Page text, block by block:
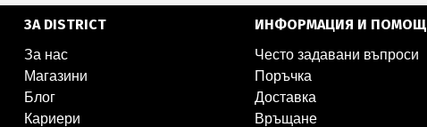
ЗА DISTRICT
За нас
Магазини
Блог
Кариери
ИНФОРМАЦИЯ И ПОМОЩ
Често задавани въпроси
Поръчка
Доставка
Връщане